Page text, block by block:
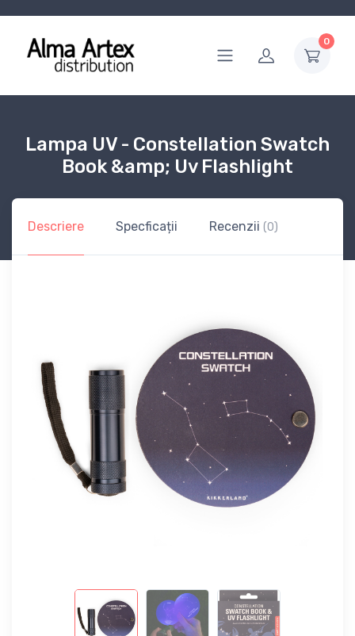
0
Lampa UV - Constellation Swatch
Book &amp; Uv Flashlight
Descriere Specficații Recenzii (0)